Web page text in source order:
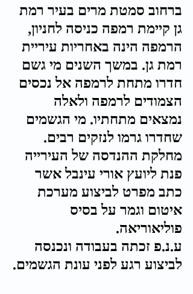
ברחוב סמטת מרים בעיר רמת
גן קיימת רמפה כניסה לחניון,
הרמפה הינה באחריות עיריית
רמת גן. במשך השנים מי גשם
חדרו מתחת לרמפה אל נכסים
הצמודים לרמפה ולאלה
נמצאים מתחתיו. מי הגשמים
שחדרו גרמו לנזקים רבים.
מחלקת ההנדסה של העירייה
פנת ליועץ אורי עינבל אשר
כתב מפרט לביצוע מערכת
איטום וגמר על בסיס
פוליאוריאה.
ע.נ.פ זכתה בעבודה ונכנסה
לביצוע רגע לפני עונת הגשמים.